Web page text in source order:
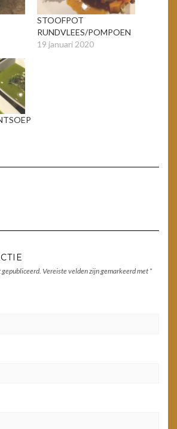
STOOFPOT
RUNDVLEES/POMPOEN
19 januari 2020
Vereiste velden zijn gemarkeerd met *